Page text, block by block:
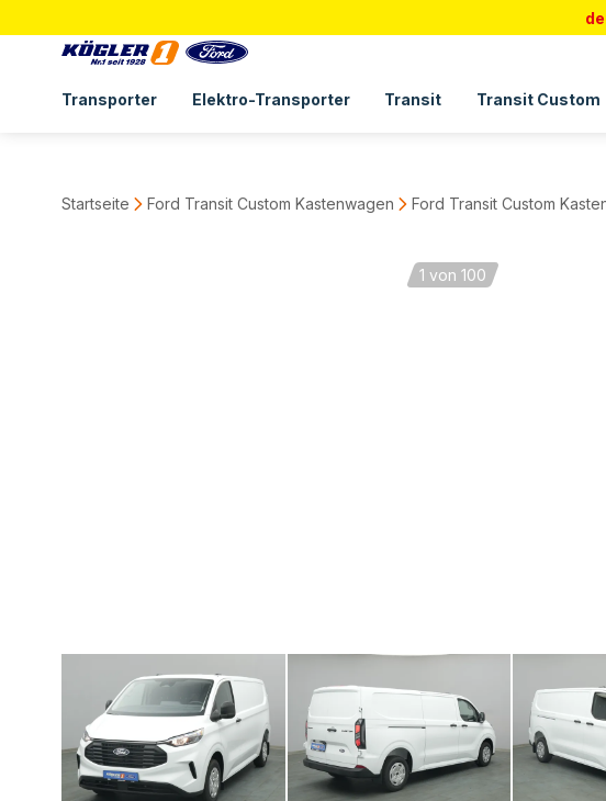
Transporter Elektro-Transporter Transit Transit Custom
Startseite Ford Transit Custom Kastenwagen Ford Transit Custom
1 von 100